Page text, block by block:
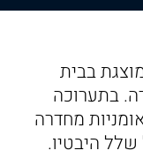
בבית
בתערוכה
37 אומנים ואומניות מחדרה
היבטיו.